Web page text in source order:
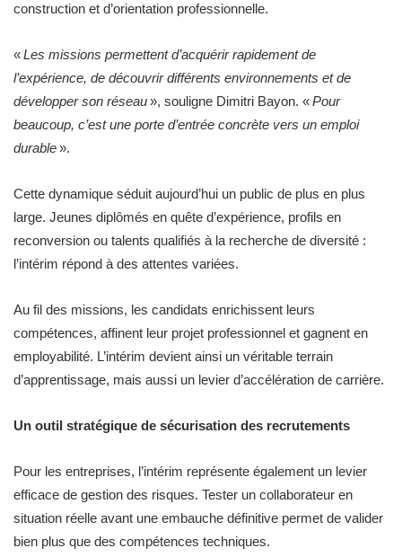
construction et d’orientation professionnelle.
«Les missions permettent d’acquérir rapidement de
l’expérience, de découvrir différents environnements et de
développer son réseau», souligne Dimitri Bayon. «Pour
beaucoup, c’est une porte d’entrée concrète vers un emploi
durable».
Cette dynamique séduit aujourd’hui un public de plus en plus
large. Jeunes diplômés en quête d’expérience, profils en
reconversion ou talents qualifiés à la recherche de diversité :
l’intérim répond à des attentes variées.
Au fil des missions, les candidats enrichissent leurs
compétences, affinent leur projet professionnel et gagnent en
employabilité. L’intérim devient ainsi un véritable terrain
d’apprentissage, mais aussi un levier d’accélération de carrière.
Un outil stratégique de sécurisation des recrutements
Pour les entreprises, l’intérim représente également un levier
efficace de gestion des risques. Tester un collaborateur en
situation réelle avant une embauche définitive permet de valider
bien plus que des compétences techniques.